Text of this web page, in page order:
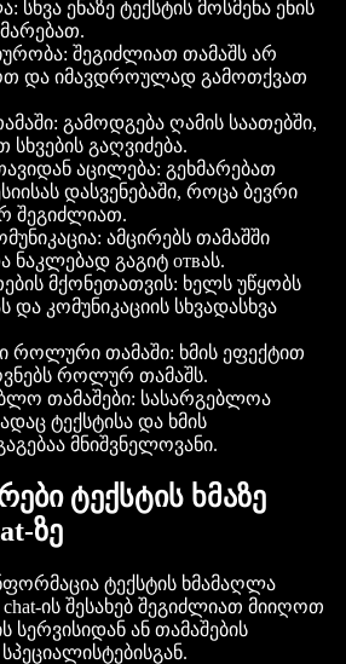
სხვა ენაზე ტექსტის მოსმენა ენის
შეგიძლიათ თამაშს არ
და იმავდროულად გამოთქვათ
გამოდგება ღამის საათებში,
გაღვიძება.
აცილება: გეხმარებათ
დასვენებაში, როცა ბევრი
შეგიძლიათ.
ამცირებს თამაშში
ნაკლებად გაგიტ отвას.
მქონეთათვის: ხელს უწყობს
და კომუნიკაციის სხვადასხვა
როლური თამაში: ხმის ეფექტით
როლურ თამაშს.
თამაშები: სასარგებლოა
ტექსტისა და ხმის
მნიშვნელოვანი.
ტექსტის ხმაზე
ზე
ტექსტის ხმამაღლა
ის შესახებ შეგიძლიათ მიიღოთ
სერვისიდან ან თამაშების